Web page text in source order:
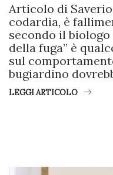
Articolo di
codardia, è
secondo il
della fuga” è
sul
bugiardino
LEGGI ARTICOLO